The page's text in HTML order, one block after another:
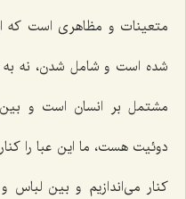
متعینات و مظاهری است که
شده است و شامل شدن، نه به
مشتمل بر انسان است و
دوئیت هست، ما این عبا را
کنار می‌اندازیم و بین